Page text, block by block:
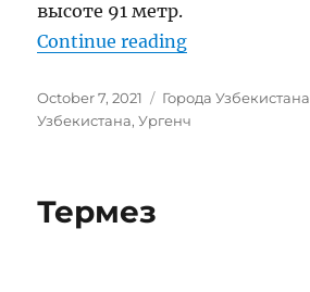
высоте 91 метр.
Continue reading“Ургенч”
Posted
on
October 7, 2021 Categories
Города Узбекистана
Узбекистана,Ургенч
Термез